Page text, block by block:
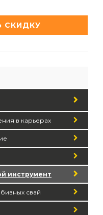
СКИДКУ
в карьерах
инструмент
свай